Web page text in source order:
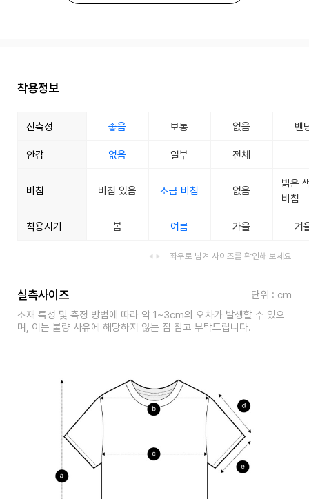
착용정보
신축성 좋음 보통 없음 밴
안감 없음 일부 전체
비침 비침 있음 조금 비침 없음
밝은
비침
착용시기 봄 여름 가을 겨
좌우로 넘겨 사이즈를 확인해 보세요
실측사이즈
단위 : cm
소재 특성 및 측정 방법에 따라 약 1~3cm의 오차가 발생할 수 있으
며, 이는 불량 사유에 해당하지 않는 점 참고 부탁드립니다.